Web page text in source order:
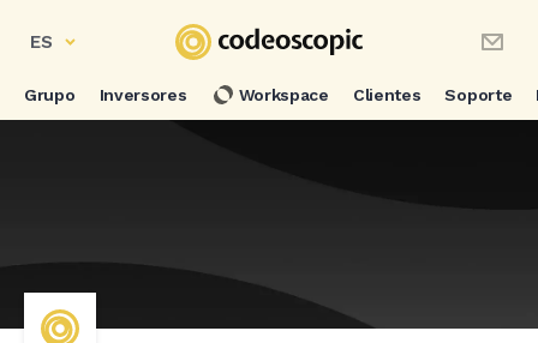
ES
Grupo Inversores Workspace Clientes Soporte